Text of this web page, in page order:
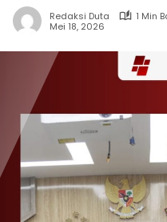
Redaksi Duta
1 Min
Mei 18, 2026